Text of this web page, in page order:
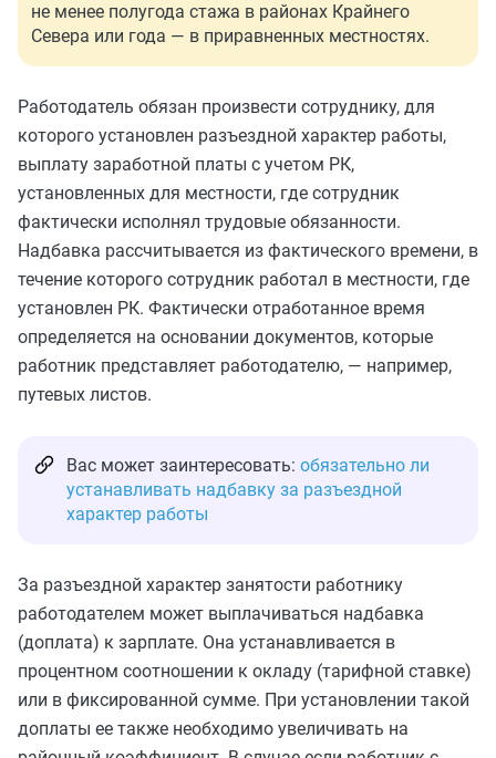
не менее полугода стажа в районах Крайнего
Севера или года — в приравненных местностях.
Работодатель обязан произвести сотруднику, для
которого установлен разъездной характер работы,
выплату заработной платы с учетом РК,
установленных для местности, где сотрудник
фактически исполнял трудовые обязанности.
Надбавка рассчитывается из фактического времени, в
течение которого сотрудник работал в местности, где
установлен РК. Фактически отработанное время
определяется на основании документов, которые
работник представляет работодателю, — например,
путевых листов.
Вас может заинтересовать: обязательно ли
устанавливать надбавку за разъездной
характер работы
За разъездной характер занятости работнику
работодателем может выплачиваться надбавка
(доплата) к зарплате. Она устанавливается в
процентном соотношении к окладу (тарифной ставке)
или в фиксированной сумме. При установлении такой
доплаты ее также необходимо увеличивать на